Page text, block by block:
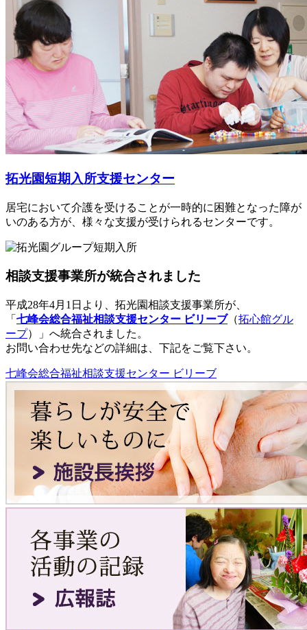
拓光園短期入所支援センター
居宅において介護を受けることが一時的に困難となった障が
いのある方が、様々な支援が受けられるセンターです。
相談支援事業所が統合されました
平成28年4月1日より、拓光園相談支援事業所が、
「 七峰会総合福祉相談支援センター ビリーブ（拓心館グル
ープ）」へ統合されました。
お問い合わせ先などの詳細は、下記をご覧下さい。
七峰会総合福祉相談支援センター ビリーブ